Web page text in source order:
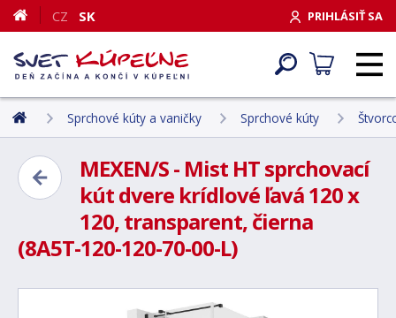
PRIHLÁSIŤ SA
CZ SK
Sprchové kúty a vaničky Sprchové kúty
MEXEN/S - Mist HT sprchovací
kút dvere krídlové ľavá 120 x
120, transparent, čierna
(8A5T-120-120-70-00-L)